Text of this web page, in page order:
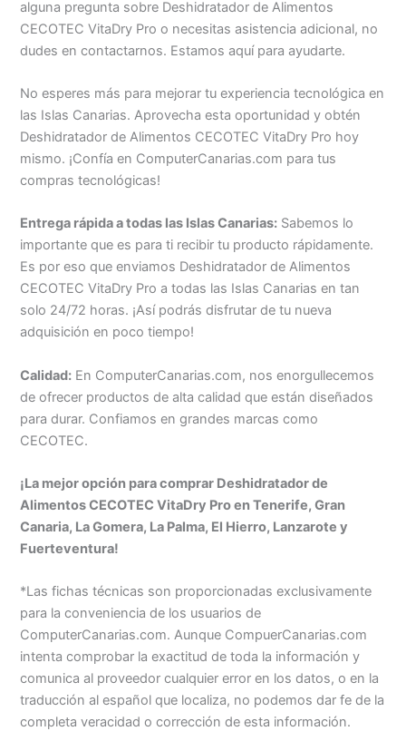
alguna pregunta sobre Deshidratador de Alimentos
CECOTEC VitaDry Pro o necesitas asistencia adicional, no
dudes en contactarnos. Estamos aquí para ayudarte.
No esperes más para mejorar tu experiencia tecnológica en
las Islas Canarias. Aprovecha esta oportunidad y obtén
Deshidratador de Alimentos CECOTEC VitaDry Pro hoy
mismo. ¡Confía en ComputerCanarias.com para tus
compras tecnológicas!
Entrega rápida a todas las Islas Canarias: Sabemos lo
importante que es para ti recibir tu producto rápidamente.
Es por eso que enviamos Deshidratador de Alimentos
CECOTEC VitaDry Pro a todas las Islas Canarias en tan
solo 24/72 horas. ¡Así podrás disfrutar de tu nueva
adquisición en poco tiempo!
Calidad: En ComputerCanarias.com, nos enorgullecemos
de ofrecer productos de alta calidad que están diseñados
para durar. Confiamos en grandes marcas como
CECOTEC.
¡La mejor opción para comprar Deshidratador de
Alimentos CECOTEC VitaDry Pro en Tenerife, Gran
Canaria, La Gomera, La Palma, El Hierro, Lanzarote y
Fuerteventura!
*Las fichas técnicas son proporcionadas exclusivamente
para la conveniencia de los usuarios de
ComputerCanarias.com. Aunque CompuerCanarias.com
intenta comprobar la exactitud de toda la información y
comunica al proveedor cualquier error en los datos, o en la
traducción al español que localiza, no podemos dar fe de la
completa veracidad o corrección de esta información.